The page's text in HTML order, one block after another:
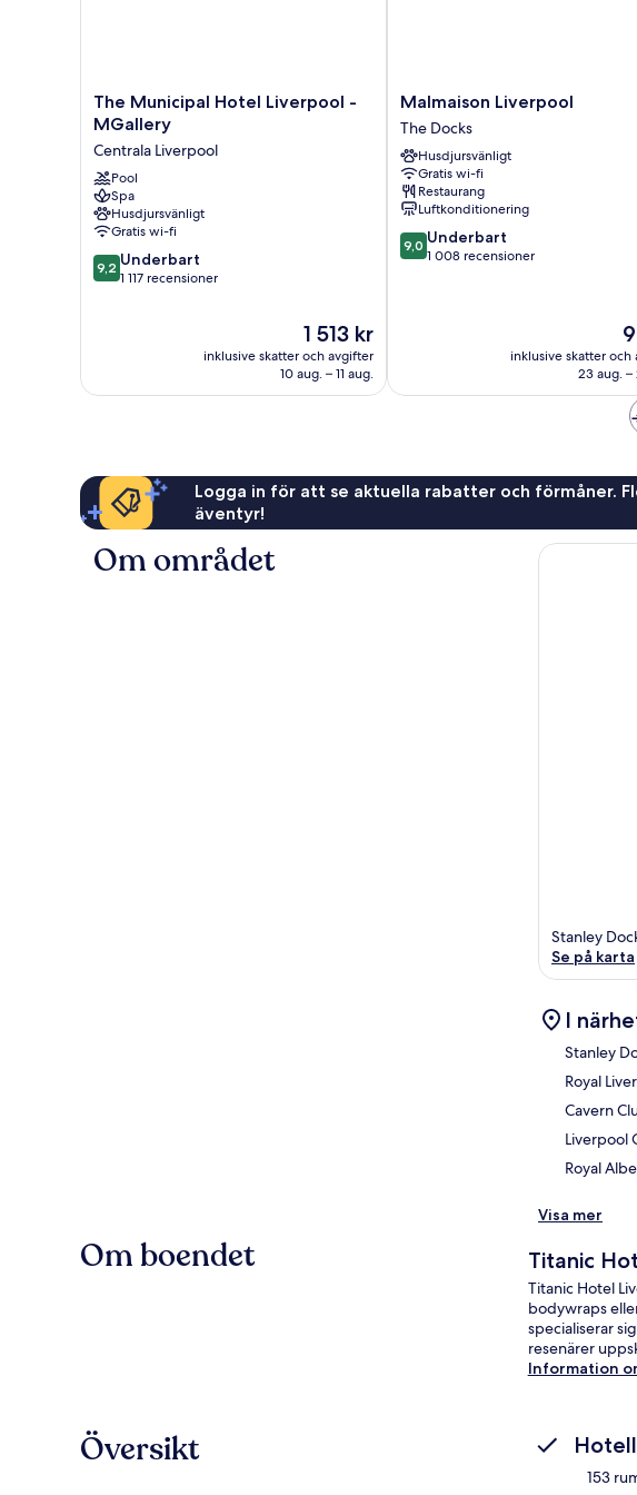
The
Municipal
Liverpool
-
MGallery
Centrala
Liverpool
The Municipal Hotel Liverpool -
MGallery
Centrala Liverpool
Pool
Spa
Husdjursvänligt
Gratis wi-fi
9.2
av
9,2 Underbart
1 117 recensioner
Priset
är
1 513 kr
1 513 kr
inklusive skatter och avgifter
10 aug. – 11 aug.
Malmaison
Liverpool
The
Docks
Malmaison Liverpool
The Docks
Husdjursvänligt
Gratis wi-fi
Restaurang
Luftkonditionering
9.0
av
9,0 Underbart
1 008 recensioner
är
inklusive skatter och
23 aug. –
Logga in för att se aktuella rabatter och förmåner.
äventyr!
Om området
Stanley
Se på karta
I
Stanley
Royal
Cavern
Liverpool
Royal
Visa mer
Om boendet Titanic
Titanic Hotel
bodywraps
specialiserar
resenärer
Information
Översikt
153